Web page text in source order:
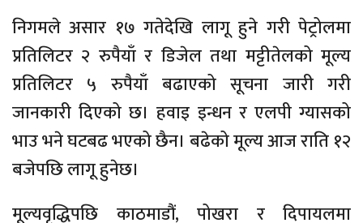
निगमले असार १७ गतेदेखि लागू हुने गरी पेट्रोलमा
प्रतिलिटर २ रुपैयाँ र डिजेल तथा मट्टीतेलको मूल्य
प्रतिलिटर ५ रुपैयाँ बढाएको सूचना जारी गरी
जानकारी दिएको छ।​ हवाइ इन्धन र एलपी ग्यासको
भाउ भने घटबढ भएको छैन। बढेको मूल्य आज राति १२
बजेपछि लागू हुनेछ।
मूल्यवृद्धिपछि काठमाडौं, पोखरा र दिपायलमा